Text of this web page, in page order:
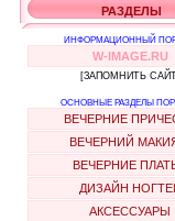
РАЗДЕЛЫ
ИНФОРМАЦИОННЫЙ
W-IMAGE.RU
[ЗАПОМНИТЬ
ОСНОВНЫЕ РАЗДЕЛЫ
ВЕЧЕРНИЕ
ВЕЧЕРНИЙ
ВЕЧЕРНИЕ
ДИЗАЙН
АКСЕССУАРЫ